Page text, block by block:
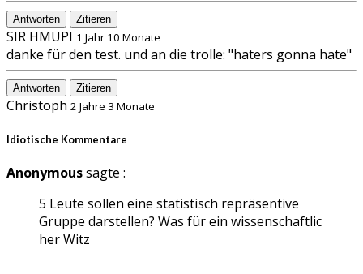
Antworten Zitieren
SIR HMUPI 1 Jahr 10 Monate
danke für den test. und an die trolle: "haters gonna hate"
Antworten Zitieren
Christoph 2 Jahre 3 Monate
Idiotische Kommentare
Anonymoussagte :
5 Leute sollen eine statistisch repräsentive
Gruppe darstellen? Was für ein wissenschaftlic
her Witz